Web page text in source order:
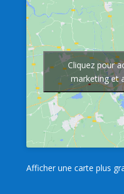
Cliquez pour
marketing et
Afficher une carte plus